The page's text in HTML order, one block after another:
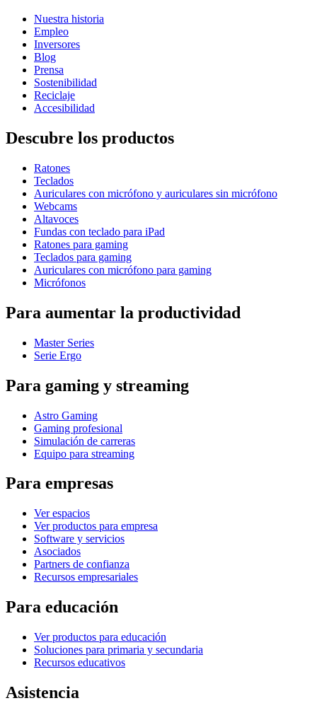
Nuestra historia
Empleo
Inversores
Blog
Prensa
Sostenibilidad
Reciclaje
Accesibilidad
Descubre los productos
Ratones
Teclados
Auriculares con micrófono y auriculares sin micrófono
Webcams
Altavoces
Fundas con teclado para iPad
Ratones para gaming
Teclados para gaming
Auriculares con micrófono para gaming
Micrófonos
Para aumentar la productividad
Master Series
Serie Ergo
Para gaming y streaming
Astro Gaming
Gaming profesional
Simulación de carreras
Equipo para streaming
Para empresas
Ver espacios
Ver productos para empresa
Software y servicios
Asociados
Partners de confianza
Recursos empresariales
Para educación
Ver productos para educación
Soluciones para primaria y secundaria
Recursos educativos
Asistencia